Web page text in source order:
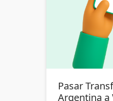
Pasar
Argentina a